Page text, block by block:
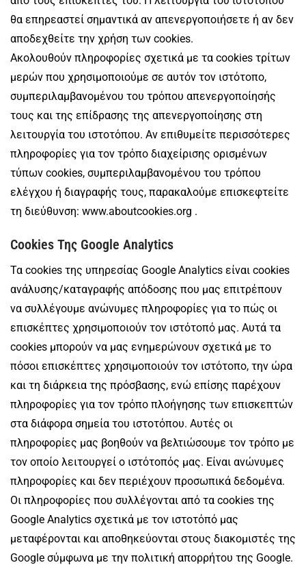
θα επηρεαστεί σημαντικά αν απενεργοποιήσετε ή αν δεν
αποδεχθείτε την χρήση των cookies.
Ακολουθούν πληροφορίες σχετικά με τα cookies τρίτων
μερών που χρησιμοποιούμε σε αυτόν τον ιστότοπο,
συμπεριλαμβανομένου του τρόπου απενεργοποίησής
τους και της επίδρασης της απενεργοποίησης στη
λειτουργία του ιστοτόπου. Αν επιθυμείτε περισσότερες
πληροφορίες για τον τρόπο διαχείρισης ορισμένων
τύπων cookies, συμπεριλαμβανομένου του τρόπου
ελέγχου ή διαγραφής τους, παρακαλούμε επισκεφτείτε
τη διεύθυνση: www.aboutcookies.org .
Cookies Της Google Analytics
Τα cookies της υπηρεσίας Google Analytics είναι cookies
ανάλυσης/καταγραφής απόδοσης που μας επιτρέπουν
να συλλέγουμε ανώνυμες πληροφορίες για το πώς οι
επισκέπτες χρησιμοποιούν τον ιστότοπό μας. Αυτά τα
cookies μπορούν να μας ενημερώνουν σχετικά με το
πόσοι επισκέπτες χρησιμοποιούν τον ιστότοπο, την ώρα
και τη διάρκεια της πρόσβασης, ενώ επίσης παρέχουν
πληροφορίες για τον τρόπο πλοήγησης των επισκεπτών
στα διάφορα σημεία του ιστοτόπου. Αυτές οι
πληροφορίες μας βοηθούν να βελτιώσουμε τον τρόπο με
τον οποίο λειτουργεί ο ιστότοπός μας. Είναι ανώνυμες
πληροφορίες και δεν περιέχουν προσωπικά δεδομένα.
Οι πληροφορίες που συλλέγονται από τα cookies της
Google Analytics σχετικά με τον ιστοτόπό μας
μεταφέρονται και αποθηκεύονται στους διακομιστές της
Google σύμφωνα με την πολιτική απορρήτου της Google.